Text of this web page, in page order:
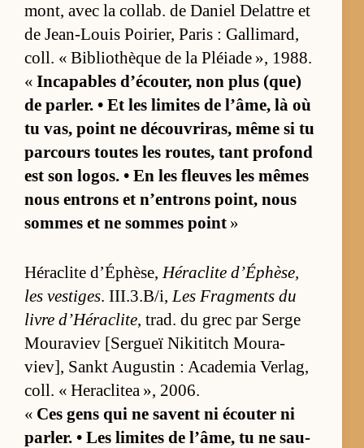
mont, avec la col­lab. de Da­niel De­lattre et
de Jean-Louis Poi­rier, Pa­ris : Gal­li­mard,
coll. « Bi­blio­thèque de la Pléiade », 1988.
« In­ca­pables d’écou­ter, non plus (que)
de par­ler. • Et les li­mites de l’âme, là où
tu vas, point ne dé­cou­vri­ras, même si tu
par­cours toutes les rou­tes, tant pro­fond
est son lo­gos. • En les fleuves les mêmes
nous en­trons et n’en­trons point, nous
sommes et ne sommes point »
Hé­ra­clite d’Éphè­se, Hé­ra­clite d’Éphè­se,
les ves­tiges. III.3.B/i, Les Frag­ments du
livre d’Hé­ra­clite, trad. du grec par Serge
Mou­ra­viev [Ser­gueï Ni­ki­titch Mou­ra­
viev], Sankt Au­gus­tin : Aca­de­mia Ver­lag,
coll. « He­ra­cli­tea », 2006.
« Ces gens qui ne savent ni écou­ter ni
par­ler. • Les li­mites de l’âme, tu ne sau­